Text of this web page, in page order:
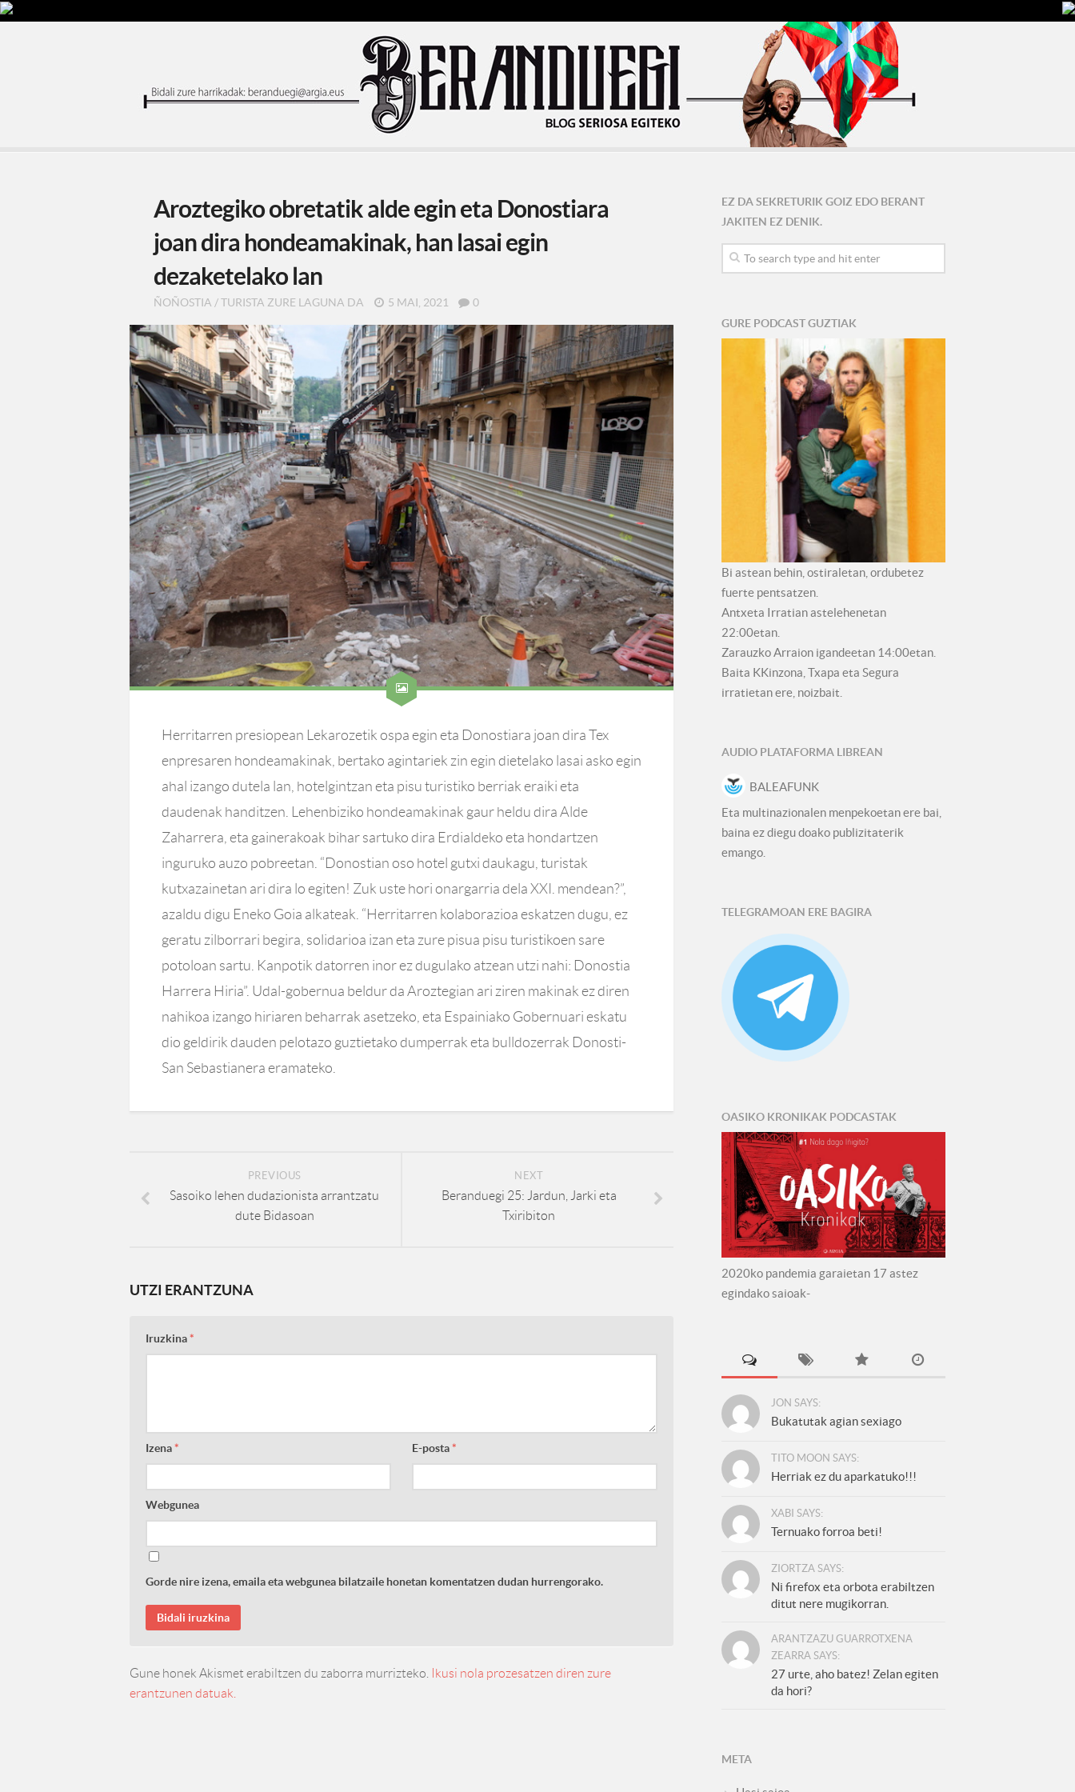
Aroztegiko obretatik alde egin eta Donostiara
joan dira hondeamakinak, han lasai egin
dezaketelako lan
ÑOÑOSTIA /TURISTA ZURE LAGUNA DA 5 MAI, 2021 0
Herritarren presiopean Lekarozetik ospa egin eta Donostiara joan dira Tex
enpresaren hondeamakinak, bertako agintariek zin egin dietelako lasai asko egin
ahal izango dutela lan, hotelgintzan eta pisu turistiko berriak eraiki eta
daudenak handitzen. Lehenbiziko hondeamakinak gaur heldu dira Alde
Zaharrera, eta gainerakoak bihar sartuko dira Erdialdeko eta hondartzen
inguruko auzo pobreetan. “Donostian oso hotel gutxi daukagu, turistak
kutxazainetan ari dira lo egiten! Zuk uste hori onargarria dela XXI. mendean?”,
azaldu digu Eneko Goia alkateak. “Herritarren kolaborazioa eskatzen dugu, ez
geratu zilborrari begira, solidarioa izan eta zure pisua pisu turistikoen sare
potoloan sartu. Kanpotik datorren inor ez dugulako atzean utzi nahi: Donostia
Harrera Hiria”. Udal-gobernua beldur da Aroztegian ari ziren makinak ez diren
nahikoa izango hiriaren beharrak asetzeko, eta Espainiako Gobernuari eskatu
dio geldirik dauden pelotazo guztietako dumperrak eta bulldozerrak Donosti-
San Sebastianera eramateko.
NEXT
Beranduegi 25: Jardun, Jarki eta
Txiribiton
PREVIOUS
Sasoiko lehen dudazionista arrantzatu
dute Bidasoan
UTZI ERANTZUNA
Iruzkina*
Izena* E-posta*
Webgunea
Gorde nire izena, emaila eta webgunea bilatzaile honetan komentatzen dudan hurrengorako.
Gune honek Akismet erabiltzen du zaborra murrizteko.
Ikusi nola prozesatzen diren zure
erantzunen datuak.
EZ DA SEKRETURIK GOIZ EDO BERANT
JAKITEN EZ DENIK.
GURE PODCAST GUZTIAK
Bi astean behin, ostiraletan, ordubetez
fuerte pentsatzen.
Antxeta Irratian astelehenetan
22:00etan.
Zarauzko Arraion igandeetan 14:00etan.
Baita KKinzona, Txapa eta Segura
irratietan ere, noizbait.
AUDIO PLATAFORMA LIBREAN
BALEAFUNK
Eta multinazionalen menpekoetan ere bai,
baina ez diegu doako publizitaterik
emango.
TELEGRAMOAN ERE BAGIRA
OASIKO KRONIKAK PODCASTAK
2020ko pandemia garaietan 17 astez
egindako saioak-
JON SAYS:
Bukatutak agian sexiago
TITO MOON SAYS:
Herriak ez du aparkatuko!!!
XABI SAYS:
Ternuako forroa beti!
ZIORTZA SAYS:
Ni firefox eta orbota erabiltzen
ditut nere mugikorran.
ARANTZAZU GUARROTXENA
ZEARRA SAYS:
27 urte, aho batez! Zelan egiten
da hori?
META